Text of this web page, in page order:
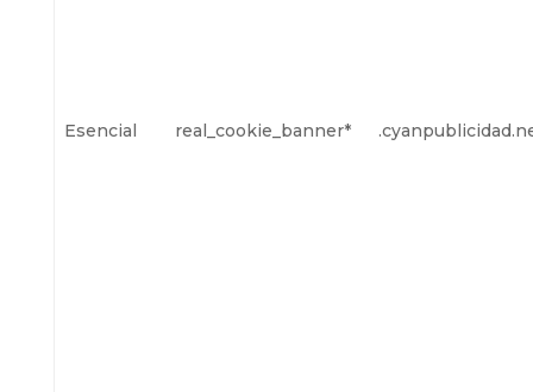
Esencial real_cookie_banner*